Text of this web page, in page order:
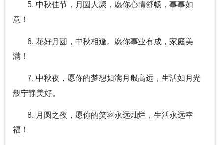
5. 中秋佳节，月圆人聚，愿你心情舒畅，事事如
意！
6. 花好月圆，中秋相逢。愿你事业有成，家庭美
满！
7. 中秋夜，愿你的梦想如满月般高远，生活如月光
般宁静美好。
8. 月圆之夜，愿你的笑容永远灿烂，生活永远幸
福！